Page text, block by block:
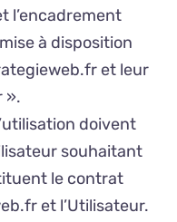
l’encadrement
à disposition
et leur
».
doivent
souhaitant
le contrat
et l’Utilisateur.